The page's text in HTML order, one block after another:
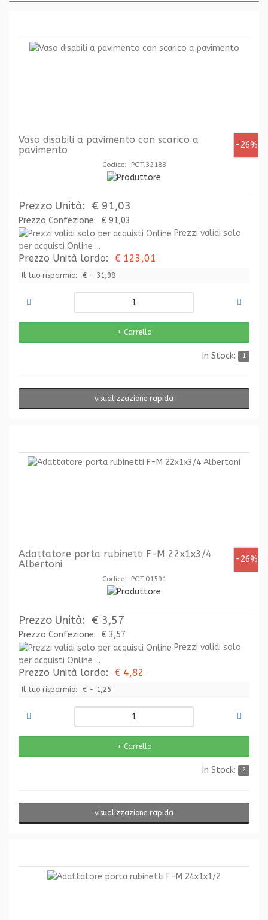
-26%
Vaso disabili a pavimento con scarico a
pavimento
Codice: PGT.32183
Prezzo Unità: € 91,03
Prezzo Confezione:
€ 91,03
Prezzi validi solo
per acquisti Online ...
Prezzo Unità lordo: € 123,01
Il tuo risparmio: € - 31,98
In Stock: 1
visualizzazione rapida
-26%
Adattatore porta rubinetti F-M 22x1x3/4
Albertoni
Codice: PGT.01591
Prezzo Unità: € 3,57
Prezzo Confezione:
€ 3,57
Prezzi validi solo
per acquisti Online ...
Prezzo Unità lordo: € 4,82
Il tuo risparmio: € - 1,25
In Stock: 2
visualizzazione rapida